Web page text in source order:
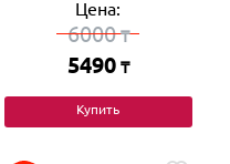
Цена:
6000₸
5490 ₸
Купить